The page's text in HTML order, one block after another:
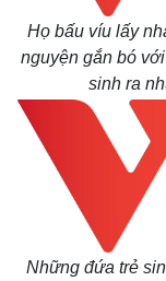
Họ bấu víu lấy
nguyện gắn bó
sinh ra
Những đứa trẻ